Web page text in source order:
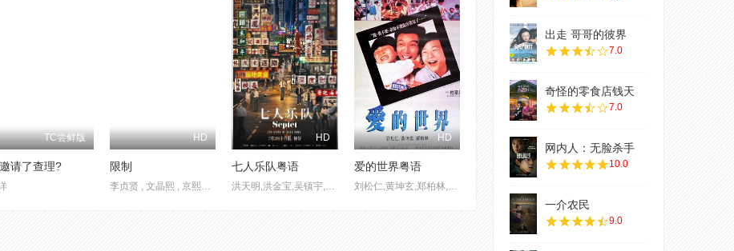
TC尝鲜版
请了查理?
HD
限制
李贞贤 , 文晶熙 , 京熙妍 , 朴明勋 , 崔德门 , 朴庆惠
HD
七人乐队粤语
洪天明,洪金宝,吴镇宇,马菀迎,余香凝,吴澋滔,元华,林恺铃,伍咏诗,胡子彤
HD
爱的世界粤语
刘松仁,黄坤玄,郑柏林,刘兆铭,
出走 哥哥的彼界
7.0
奇怪的零食店钱天
7.0
网内人：无脸杀手
10.0
一介农民
9.0